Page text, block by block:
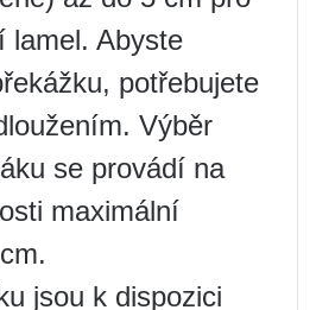
lamel. Abyste
potřebujete
Výběr
se provádí na
maximální
jsou k dispozici